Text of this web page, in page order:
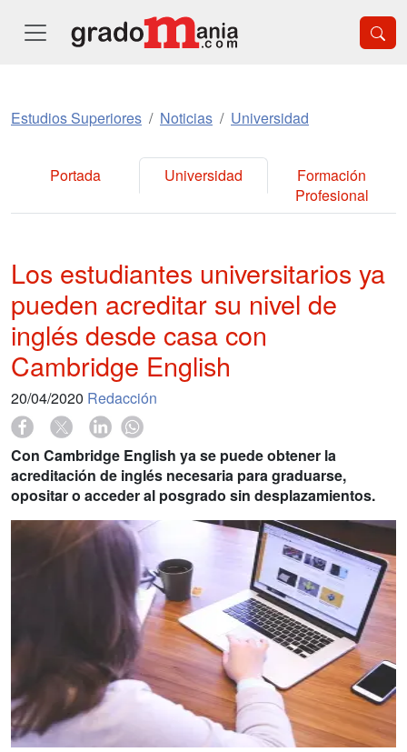
Estudios Superiores Noticias Universidad
Portada Universidad
Formación
Profesional
Los estudiantes universitarios ya
pueden acreditar su nivel de
inglés desde casa con
Cambridge English
20/04/2020 Redacción
Con Cambridge English ya se puede obtener la
acreditación de inglés necesaria para graduarse,
opositar o acceder al posgrado sin desplazamientos.